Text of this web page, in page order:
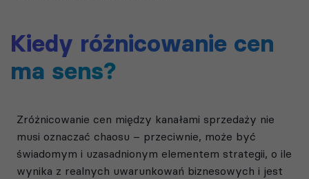
Kiedy różnicowanie cen
ma sens?
Zróżnicowanie cen między kanałami sprzedaży nie
musi oznaczać chaosu – przeciwnie, może być
świadomym i uzasadnionym elementem strategii, o ile
wynika z realnych uwarunkowań biznesowych i jest